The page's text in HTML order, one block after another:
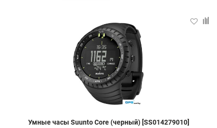
Умные часы Suunto Core (черный) [SS014279010]